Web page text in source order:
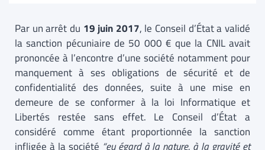
Par un arrêt du 19 juin 2017, le Conseil d’État a validé
la sanction pécuniaire de 50 000 € que la CNIL avait
prononcée à l’encontre d’une société notamment pour
manquement à ses obligations de sécurité et de
confidentialité des données, suite à une mise en
demeure de se conformer à la loi Informatique et
Libertés restée sans effet. Le Conseil d’État a
considéré comme étant proportionnée la sanction
infligée à la société “eu égard à la nature, à la gravité et